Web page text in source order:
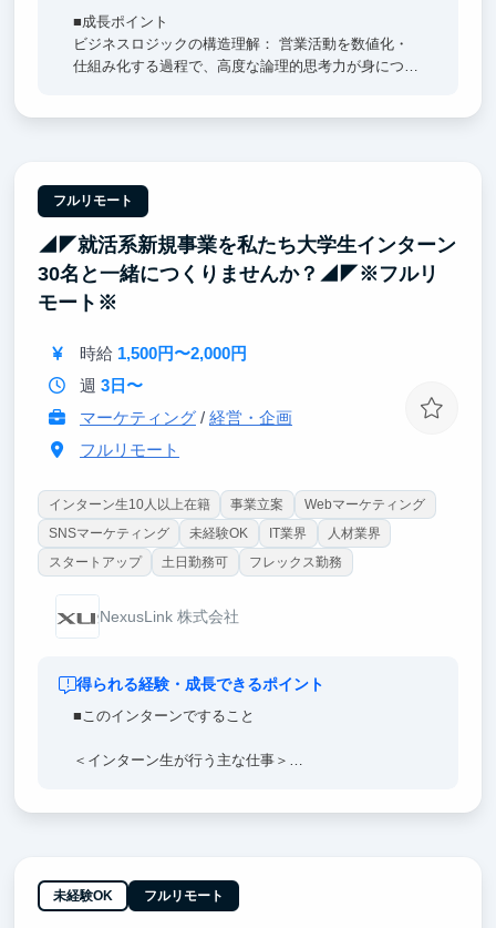
■成長ポイント
ビジネスロジックの構造理解： 営業活動を数値化・
仕組み化する過程で、高度な論理的思考力が身につき
フルリモート
◢◤就活系新規事業を私たち大学生インターン
30名と一緒につくりませんか？◢◤※フルリ
モート※
時給 1,500円〜2,000円
週 3日〜
マーケティング/ 経営・企画
フルリモート
インターン生10人以上在籍 事業立案
Webマーケティング
SNSマーケティング
未経験OK IT業界
人材業界
スタートアップ
土日勤務可 フレックス勤務
NexusLink 株式会社
得られる経験・成長できるポイント
■このインターンですること
＜インターン生が行う主な仕事＞
面談にて紹介しております♪
未経験OK フルリモート